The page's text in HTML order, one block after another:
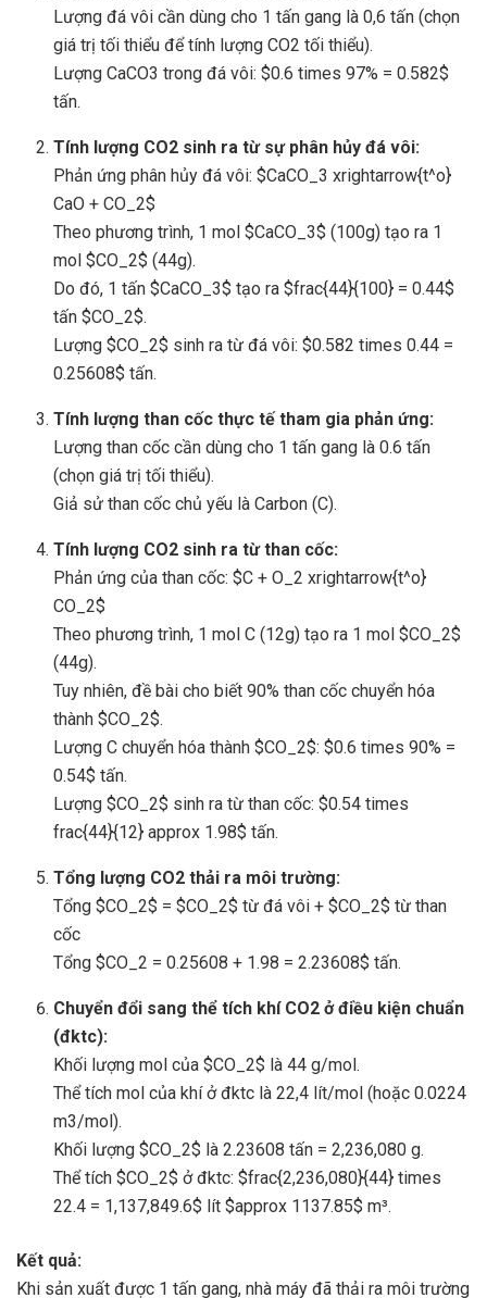
Lượng đá vôi cần dùng cho 1 tấn gang là 0,6 tấn (chọn
giá trị tối thiểu để tính lượng CO2 tối thiểu).
Lượng CaCO3 trong đá vôi: $0.6 times 97% = 0.582$
tấn.
Tính lượng CO2 sinh ra từ sự phân hủy đá vôi:
Phản ứng phân hủy đá vôi: $CaCO_3 xrightarrow{t^o}
CaO + CO_2$
Theo phương trình, 1 mol $CaCO_3$ (100g) tạo ra 1
mol $CO_2$ (44g).
Do đó, 1 tấn $CaCO_3$ tạo ra $frac{44}{100} = 0.44$
tấn $CO_2$.
Lượng $CO_2$ sinh ra từ đá vôi: $0.582 times 0.44 =
0.25608$ tấn.
Tính lượng than cốc thực tế tham gia phản ứng:
Lượng than cốc cần dùng cho 1 tấn gang là 0.6 tấn
(chọn giá trị tối thiểu).
Giả sử than cốc chủ yếu là Carbon (C).
Tính lượng CO2 sinh ra từ than cốc:
Phản ứng của than cốc: $C + O_2 xrightarrow{t^o}
CO_2$
Theo phương trình, 1 mol C (12g) tạo ra 1 mol $CO_2$
(44g).
Tuy nhiên, đề bài cho biết 90% than cốc chuyển hóa
thành $CO_2$.
Lượng C chuyển hóa thành $CO_2$: $0.6 times 90% =
0.54$ tấn.
Lượng $CO_2$ sinh ra từ than cốc: $0.54 times
frac{44}{12} approx 1.98$ tấn.
Tổng lượng CO2 thải ra môi trường:
Tổng $CO_2$ = $CO_2$ từ đá vôi + $CO_2$ từ than
cốc
Tổng $CO_2 = 0.25608 + 1.98 = 2.23608$ tấn.
Chuyển đổi sang thể tích khí CO2 ở điều kiện chuẩn
(đktc):
Khối lượng mol của $CO_2$ là 44 g/mol.
Thể tích mol của khí ở đktc là 22,4 lít/mol (hoặc 0.0224
m3/mol).
Khối lượng $CO_2$ là 2.23608 tấn = 2,236,080 g.
Thể tích $CO_2$ ở đktc: $frac{2,236,080}{44} times
22.4 = 1,137,849.6$ lít $approx 1137.85$ m³.
Kết quả:
Khi sản xuất được 1 tấn gang, nhà máy đã thải ra môi trường